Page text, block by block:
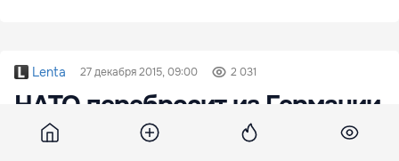
Lenta 27 декабря 2015, 09:00 2 031
НАТО перебросит из Германии
в Турцию самолеты-